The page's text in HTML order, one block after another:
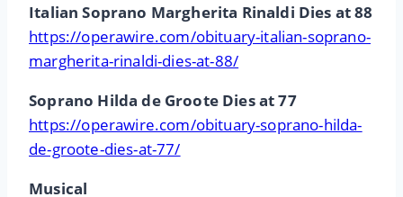
Italian Soprano Margherita Rinaldi Dies at 88
https://operawire.com/obituary-italian-soprano-
margherita-rinaldi-dies-at-88/
Soprano Hilda de Groote Dies at 77
https://operawire.com/obituary-soprano-hilda-
de-groote-dies-at-77/
Musical